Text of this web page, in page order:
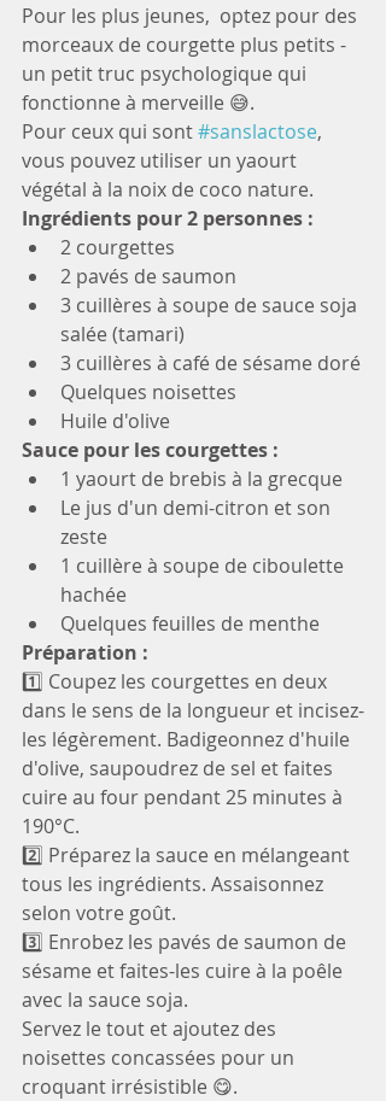
Pour les plus jeunes,  optez pour des
morceaux de courgette plus petits -
un petit truc psychologique qui
fonctionne à merveille 😅.
Pour ceux qui sont #sanslactose,
vous pouvez utiliser un yaourt
végétal à la noix de coco nature.
Ingrédients pour 2 personnes :
2 courgettes
2 pavés de saumon
3 cuillères à soupe de sauce soja
salée (tamari)
3 cuillères à café de sésame doré
Quelques noisettes
Huile d'olive
Sauce pour les courgettes :
1 yaourt de brebis à la grecque
Le jus d'un demi-citron et son
zeste
1 cuillère à soupe de ciboulette
hachée
Quelques feuilles de menthe
Préparation :
1️⃣ Coupez les courgettes en deux
dans le sens de la longueur et incisez-
les légèrement. Badigeonnez d'huile
d'olive, saupoudrez de sel et faites
cuire au four pendant 25 minutes à
190°C.
2️⃣ Préparez la sauce en mélangeant
tous les ingrédients. Assaisonnez
selon votre goût.
3️⃣ Enrobez les pavés de saumon de
sésame et faites-les cuire à la poêle
avec la sauce soja.
Servez le tout et ajoutez des
noisettes concassées pour un
croquant irrésistible 😋.